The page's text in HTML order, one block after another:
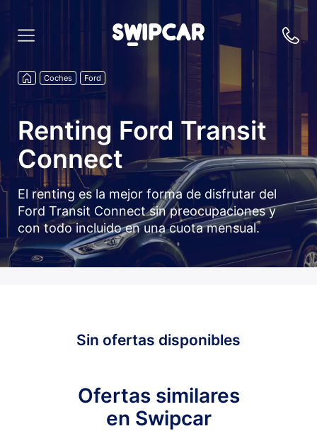
Coches Ford
Renting Ford Transit
Connect
El renting es la mejor forma de disfrutar del
Ford Transit Connect sin preocupaciones y
con todo incluido en una cuota mensual.
Sin ofertas disponibles
Ofertas similares
en Swipcar